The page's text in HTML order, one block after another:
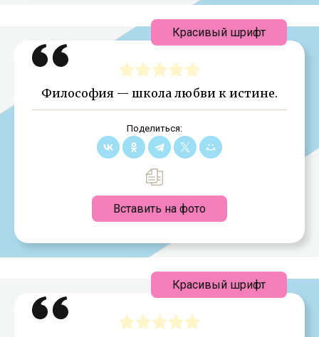
Философия — школа любви к истине.
Поделиться:
Вставить на фото
Красивый шрифт
Красивый шрифт